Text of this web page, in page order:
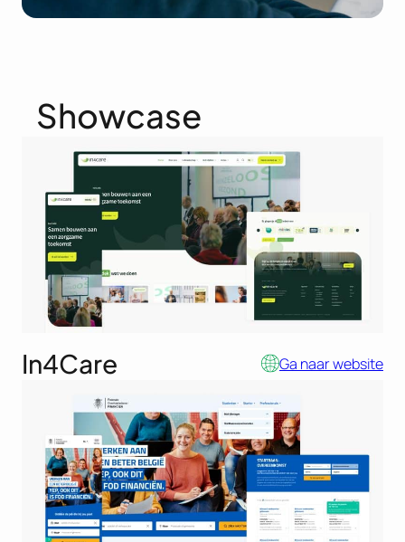
Showcase
In4Care Ga naar website